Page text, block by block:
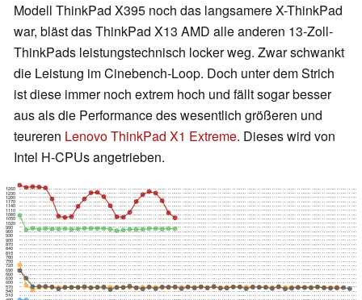
Modell ThinkPad X395 noch das langsamere X-ThinkPad
war, bläst das ThinkPad X13 AMD alle anderen 13-Zoll-
ThinkPads leistungstechnisch locker weg. Zwar schwankt
die Leistung im Cinebench-Loop. Doch unter dem Strich
ist diese immer noch extrem hoch und fällt sogar besser
aus als die Performance des wesentlich größeren und
teureren Lenovo ThinkPad X1 Extreme. Dieses wird von
Intel H-CPUs angetrieben.
510
540
570
600
630
660
690
720
750
780
810
840
870
900
930
960
990
1020
1050
1080
1110
1140
1170
1200
1230
1260